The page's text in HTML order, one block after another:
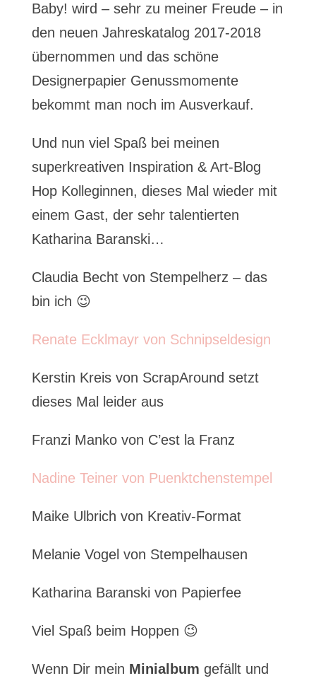
Baby! wird – sehr zu meiner Freude – in
den neuen Jahreskatalog 2017-2018
übernommen und das schöne
Designerpapier Genussmomente
bekommt man noch im Ausverkauf.
Und nun viel Spaß bei meinen
superkreativen Inspiration & Art-Blog
Hop Kolleginnen, dieses Mal wieder mit
einem Gast, der sehr talentierten
Katharina Baranski…
Claudia Becht von Stempelherz – das
bin ich 😉
Renate Ecklmayr von Schnipseldesign
Kerstin Kreis von ScrapAround setzt
dieses Mal leider aus
Franzi Manko von C’est la Franz
Nadine Teiner von Puenktchenstempel
Maike Ulbrich von Kreativ-Format
Melanie Vogel von Stempelhausen
Katharina Baranski von Papierfee
Viel Spaß beim Hoppen 😉
Wenn Dir mein Minialbum gefällt und